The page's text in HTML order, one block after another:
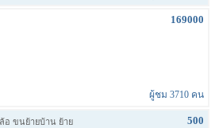
169000
ผู้ชม 3710 คน
อ ขนย้ายบ้าน ย้าย
500